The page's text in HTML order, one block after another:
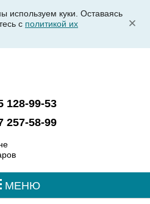
используем куки. Оставаясь
с политикой их
128-99-53
257-58-99
МЕНЮ